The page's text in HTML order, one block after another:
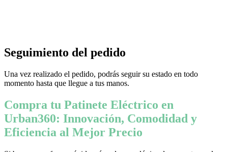
Seguimiento del pedido
Una vez realizado el pedido, podrás seguir su estado en todo
momento hasta que llegue a tus manos.
Compra tu Patinete Eléctrico en
Urban360: Innovación, Comodidad y
Eficiencia al Mejor Precio